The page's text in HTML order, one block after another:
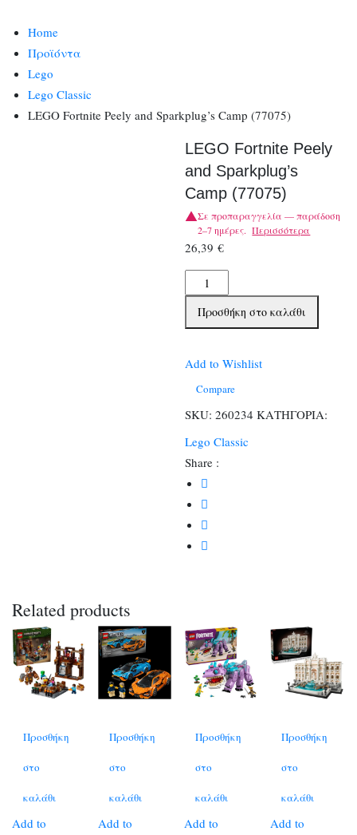
Home
Προϊόντα
Lego
Lego Classic
LEGO Fortnite Peely and Sparkplug’s Camp (77075)
LEGO Fortnite Peely
and Sparkplug’s
Camp (77075)
Σε προπαραγγελία — παράδοση
2–7 ημέρες. Περισσότερα
26,39€
LEGO
Fortnite
Peely
Sparkplug’s
Camp
Προσθήκη στο καλάθι
Add to Wishlist
Compare
SKU: 260234 ΚΑΤΗΓΟΡΙΑ:
Lego Classic
Share :
Related products
Προσθήκη
στο
καλάθι
Add to
Προσθήκη
στο
καλάθι
Add to
Προσθήκη
στο
καλάθι
Add to
Προσθήκη
στο
καλάθι
Add to